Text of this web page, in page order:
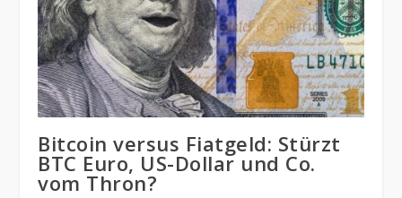
Bitcoin versus Fiatgeld: Stürzt
BTC Euro, US-Dollar und Co.
vom Thron?